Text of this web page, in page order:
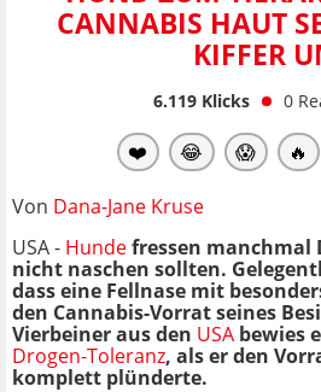
CANNABIS HAUT
KIFFER
6.119Klicks 0
❤️ 😂 😱 🔥
Von Dana-Jane Kruse
USA - Hundefressen manchmal
nicht naschen sollten.
dass eine Fellnase mit
den Cannabis-Vorrat seines
Vierbeiner aus den USA bewies
Drogen-Toleranz, als er den
komplett plünderte.